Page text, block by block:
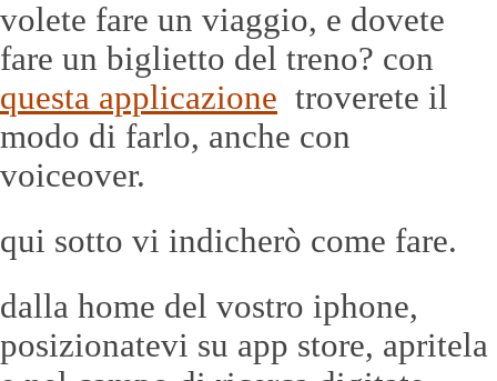
volete fare un viaggio, e dovete
fare un biglietto del treno? con
questa applicazione troverete il
modo di farlo, anche con
voiceover.
qui sotto vi indicherò come fare.
dalla home del vostro iphone,
posizionatevi su app store, apritela